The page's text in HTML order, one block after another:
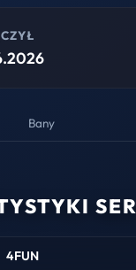
Bany
4FUN